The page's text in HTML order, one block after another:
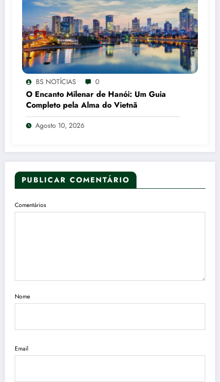
BS NOTÍCIAS 0
O Encanto Milenar de Hanói: Um Guia
Completo pela Alma do Vietnã
Agosto 10, 2026
PUBLICAR COMENTÁRIO
Comentários
Nome
Email